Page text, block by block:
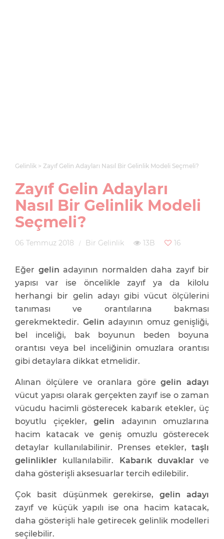
Gelinlik Zayıf Gelin Adayları Nasıl Bir Gelinlik Modeli Seçmeli?
Zayıf Gelin Adayları
Nasıl Bir Gelinlik Modeli
Seçmeli?
06 Temmuz 2018 Bir Gelinlik 13B 16
Eğer gelin adayının normalden daha zayıf bir
yapısı var ise öncelikle zayıf ya da kilolu
herhangi bir gelin adayı gibi vücut ölçülerini
tanıması ve orantılarına bakması
gerekmektedir. Gelin adayının omuz genişliği,
bel inceliği, bak boyunun beden boyuna
orantısı veya bel inceliğinin omuzlara orantısı
gibi detaylara dikkat etmelidir.
Alınan ölçülere ve oranlara göregelin adayı
vücut yapısı olarak gerçekten zayıf ise o zaman
vücudu hacimli gösterecek kabarık etekler, üç
boyutlu çiçekler, gelin adayının omuzlarına
hacim katacak ve geniş omuzlu gösterecek
detaylar kullanılabilinir. Prenses etekler, taşlı
gelinlikler kullanılabilir. Kabarık duvaklarve
daha gösterişli aksesuarlar tercih edilebilir.
Çok basit düşünmek gerekirse,gelin adayı
zayıf ve küçük yapılı ise ona hacim katacak,
daha gösterişli hale getirecek gelinlik modelleri
seçilebilir.